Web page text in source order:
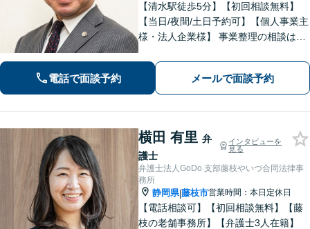
【清水駅徒歩5分】【初回相談無料】
【当日/夜間/土日予約可】【個人事業主
様・法人企業様】 事業整理の相談はお
不倫慰謝料・交通事故・借金・刑事事
件・賃貸トラブルなど身近な法律問題
はお気軽にご相談ください。
電話で面談予約 メールで面談予約
横田 有里 弁
護士
インタビューを
見る
弁護士法人GoDo 支部藤枝やいづ合同法律事
務所
静岡県|藤枝市営業時間：本日定休日
【電話相談可】【初回相談無料】【藤
枝の老舗事務所】【弁護士3人在籍】